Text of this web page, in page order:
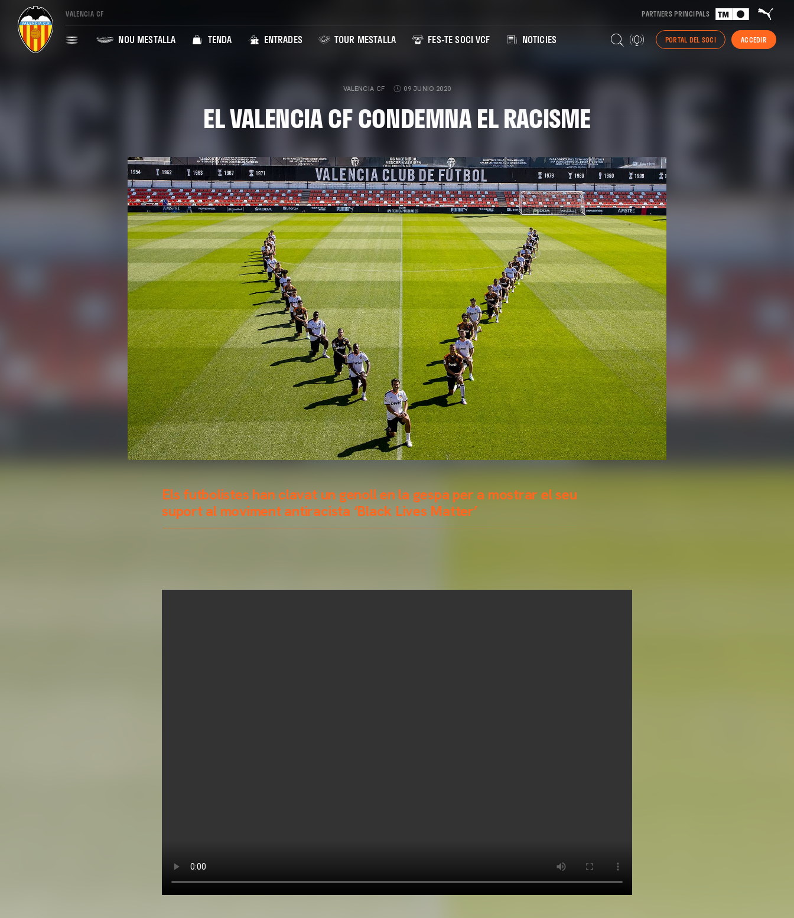
VALENCIA CF PARTNERS PRINCIPALS
NOU MESTALLA TENDA ENTRADES TOUR MESTALLA FES-TE SOCI VCF NOTICIES PORTAL DEL SOCI ACCEDIR
VALENCIA CF 09 JUNIO 2020
EL VALENCIA CF CONDEMNA EL RACISME
Els futbolistes han clavat un genoll en la gespa per a mostrar el seu
suport al moviment antiracista ‘Black Lives Matter’